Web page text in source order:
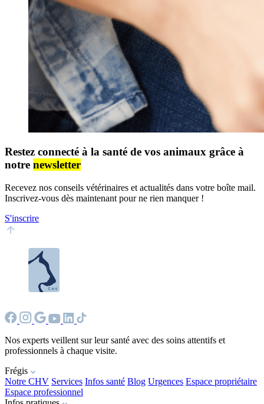
Restez connecté à la santé de vos animaux grâce à
notre newsletter
Recevez nos conseils vétérinaires et actualités dans votre boîte mail.
Inscrivez-vous dès maintenant pour ne rien manquer !
S'inscrire
Nos experts veillent sur leur santé avec des soins attentifs et
professionnels à chaque visite.
Frégis
Notre CHV Services Infos santé Blog Urgences Espace propriétaire
Espace professionnel